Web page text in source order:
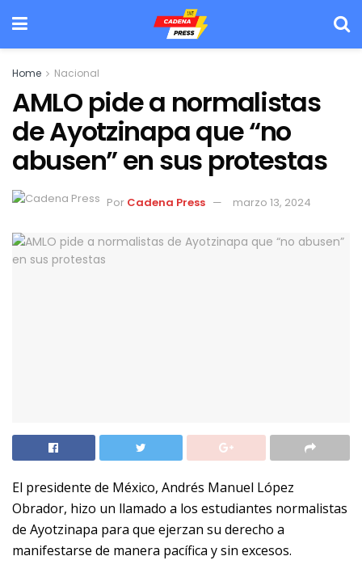
Home Nacional
AMLO pide a normalistas
de Ayotzinapa que “no
abusen” en sus protestas
Por Cadena Press marzo 13, 2024
El presidente de México, Andrés Manuel López
Obrador, hizo un llamado a los estudiantes normalistas
de Ayotzinapa para que ejerzan su derecho a
manifestarse de manera pacífica y sin excesos.